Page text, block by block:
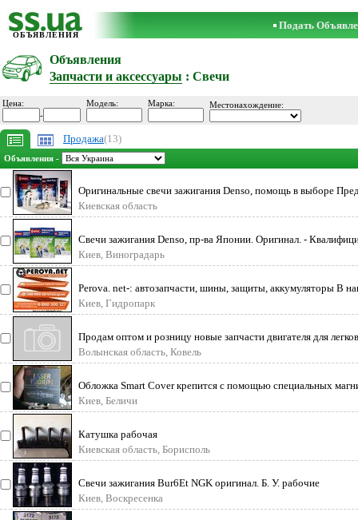
ОБЪЯВЛЕНИЯ
Подать
Объявления
Запчасти и аксессуары : Свечи
Цена:
-
Модель: Марка: Местонахождение:
Продажа(13)
Объявления -
Оригинальные свечи зажигания Denso, помощь в выборе
вниманию оригиналь
Киевская область
Свечи зажигания Denso, пр-ва Японии. Оригинал. -
подбор. Для кор
Киев, Виноградарь
Perova. net-: автозапчасти, шины, защиты, аккумуляторы В
представлено
Киев, Гидропарк
Продам оптом и розницу новые запчасти двигателя для
коммерческих автомобилей:
Волынская область, Ковель
Обложка Smart Cover крепится с помощью специальных
легко синхронизирует
Киев, Беличи
Катушка рабочая
Киевская область, Борисполь
Свечи зажигания Bur6Et NGK оригинал. Б. У. рабочие
Киев, Воскресенка